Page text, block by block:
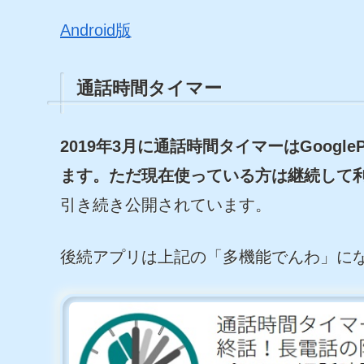
Android版
通話時間タイマー
2019年3月に通話時間タイマーは
ます。ただ現在使っている方は継続して
引き続き公開されています。
後続アプリは上記の「多機能でんわ」に